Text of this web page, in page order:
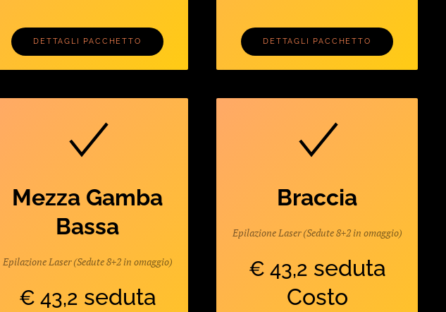
DETTAGLI PACCHETTO DETTAGLI PACCHETTO
Mezza Gamba
Bassa
Epilazione Laser (Sedute 8+2 in omaggio)
€ 43,2 seduta
Braccia
Epilazione Laser (Sedute 8+2 in omaggio)
€ 43,2 seduta
Costo